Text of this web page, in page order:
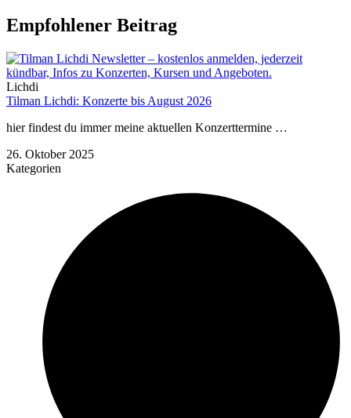
Empfohlener Beitrag
Lichdi
Tilman Lichdi: Konzerte bis August 2026
hier findest du immer meine aktuellen Konzerttermine …
26. Oktober 2025
Kategorien